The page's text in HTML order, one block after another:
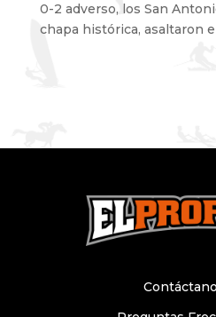
0-2 adverso, los San
chapa histórica, asaltaron